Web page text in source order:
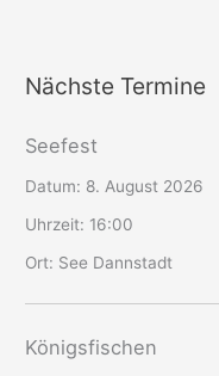
Nächste Termine
Seefest
Datum: 8. August 2026
Uhrzeit: 16:00
Ort: See Dannstadt
Königsfischen